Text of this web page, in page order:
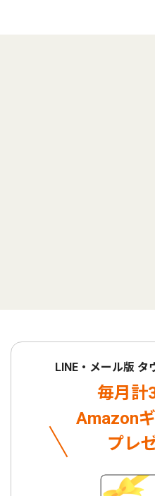
LINE・メール版 タ
毎月計
Amazon
プレ